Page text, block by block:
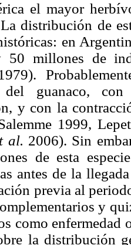
el mayor
distribución de
en
millones de
del guanaco,
y con la
1999,
al. 2006). Sin
de esta
antes de la
previa al
y
como enfermedad
la distribución